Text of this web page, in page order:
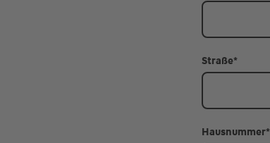
Straße*
Hausnummer*